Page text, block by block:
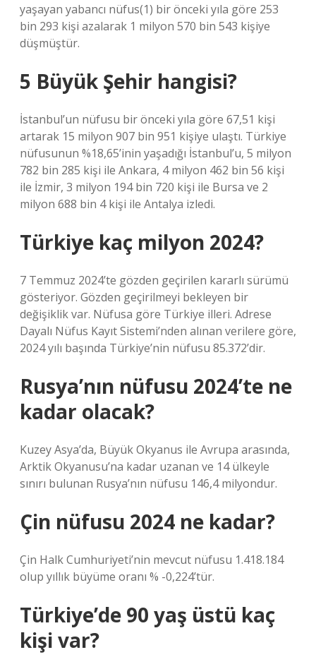
yaşayan yabancı nüfus(1) bir önceki yıla göre 253
bin 293 kişi azalarak 1 milyon 570 bin 543 kişiye
düşmüştür.
5 Büyük Şehir hangisi?
İstanbul’un nüfusu bir önceki yıla göre 67,51 kişi
artarak 15 milyon 907 bin 951 kişiye ulaştı. Türkiye
nüfusunun %18,65’inin yaşadığı İstanbul’u, 5 milyon
782 bin 285 kişi ile Ankara, 4 milyon 462 bin 56 kişi
ile İzmir, 3 milyon 194 bin 720 kişi ile Bursa ve 2
milyon 688 bin 4 kişi ile Antalya izledi.
Türkiye kaç milyon 2024?
7 Temmuz 2024’te gözden geçirilen kararlı sürümü
gösteriyor. Gözden geçirilmeyi bekleyen bir
değişiklik var. Nüfusa göre Türkiye illeri. Adrese
Dayalı Nüfus Kayıt Sistemi’nden alınan verilere göre,
2024 yılı başında Türkiye’nin nüfusu 85.372’dir.
Rusya’nın nüfusu 2024’te ne
kadar olacak?
Kuzey Asya’da, Büyük Okyanus ile Avrupa arasında,
Arktik Okyanusu’na kadar uzanan ve 14 ülkeyle
sınırı bulunan Rusya’nın nüfusu 146,4 milyondur.
Çin nüfusu 2024 ne kadar?
Çin Halk Cumhuriyeti’nin mevcut nüfusu 1.418.184
olup yıllık büyüme oranı % -0,224’tür.
Türkiye’de 90 yaş üstü kaç
kişi var?